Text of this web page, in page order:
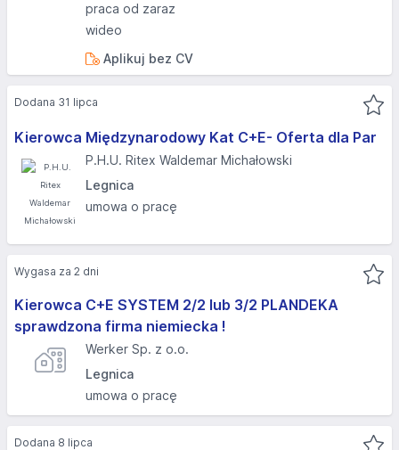
praca od zaraz
wideo
Aplikuj bez CV
Kierowca Międzynarodowy Kat C+E- Oferta dla Par
P.H.U. Ritex Waldemar Michałowski
Legnica
umowa o pracę
Dodana 31 lipca
Kierowca C+E SYSTEM 2/2 lub 3/2 PLANDEKA
sprawdzona firma niemiecka !
Werker Sp. z o.o.
Legnica
umowa o pracę
Wygasa za 2 dni
Dodana 8 lipca